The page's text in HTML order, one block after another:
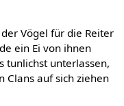
Vögel für die Reiter
ein Ei von ihnen
tunlichst unterlassen,
Clans auf sich ziehen